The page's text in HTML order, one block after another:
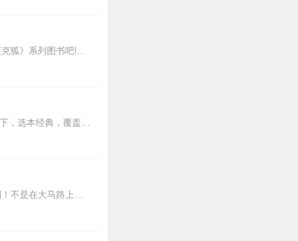
新专辑点击收听《神探迈克狐·怪盗归来篇｜多多罗》！！！>>>点击进入主播橱窗购买《神探迈克狐》系列图书吧!<<<多多罗故事【点击前往】收听多多罗其他好玩有趣的故...
童趣文学经典名著阅读·鲁滨逊漂流记本套“童趣文学经典名著阅读”丛书在中小学语文教材的示范下，选本经典，覆盖义务教育学龄段，践行感悟式阅读、综合性点拨，帮助孩子...
【适听年龄】4岁+孩子的安全，我们来守护！——啦咘啦哆警长宣孩子天生爱冒险，好奇心爆棚！不是在大马路上比赛跑，就是踩着椅子上下跳，怎样才能保护孩子平安长大？听...